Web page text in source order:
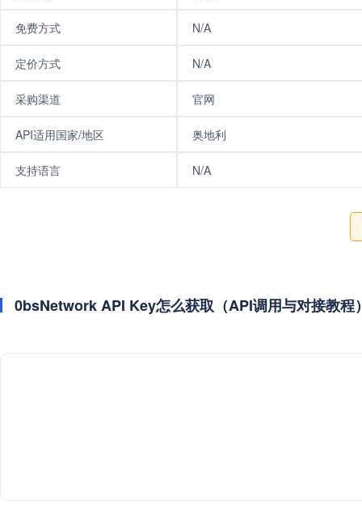
免费方式 N/A
定价方式 N/A
采购渠道 官网
API适用国家/地区 奥地利
支持语言 N/A
0bsNetwork API Key怎么获取（API调用与对接教程